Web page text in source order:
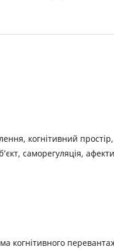
когнітивний простір,
саморегуляція,
когнітивного